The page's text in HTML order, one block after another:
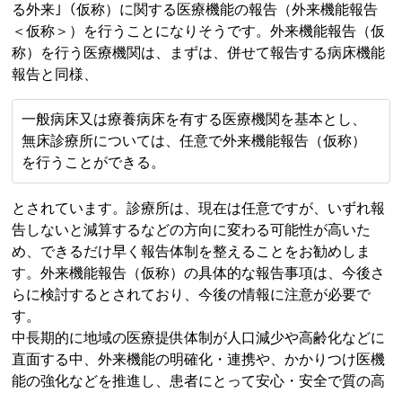
る外来｣（仮称）に関する医療機能の報告（外来機能報告
＜仮称＞）を行うことになりそうです。外来機能報告（仮
称）を行う医療機関は、まずは、併せて報告する病床機能
報告と同様、
一般病床又は療養病床を有する医療機関を基本とし、
無床診療所については、任意で外来機能報告（仮称）
を行うことができる。
とされています。診療所は、現在は任意ですが、いずれ報
告しないと減算するなどの方向に変わる可能性が高いた
め、できるだけ早く報告体制を整えることをお勧めしま
す。外来機能報告（仮称）の具体的な報告事項は、今後さ
らに検討するとされており、今後の情報に注意が必要で
す。
中長期的に地域の医療提供体制が人口減少や高齢化などに
直面する中、外来機能の明確化・連携や、かかりつけ医機
能の強化などを推進し、患者にとって安心・安全で質の高